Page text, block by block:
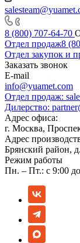
8 (800) 707-64-70
Отдел продаж8
Отдел закупок и
Заказать звонок
E-mail
info@yuamet.com
Отдел продаж:
Дилерство:
Адрес офиса:
г. Москва,
Адрес
Брянский район,
Режим работы
Пн. – Пт.: с 9:00